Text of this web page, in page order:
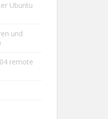
Ubuntu
und
remote